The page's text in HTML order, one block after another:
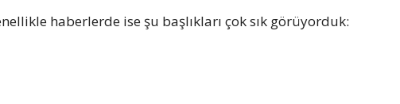
haberlerde ise şu başlıkları çok sık görüyorduk: